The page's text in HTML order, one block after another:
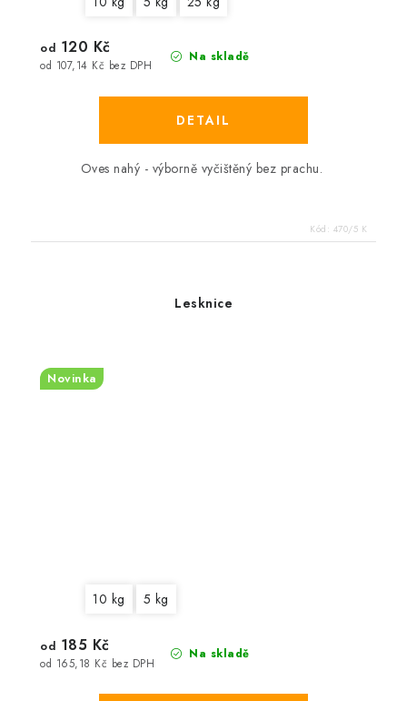
Na skladě
od 107,14 Kč bez DPH
od 120 Kč
Oves nahý - výborně vyčištěný bez prachu.
Kód: 470/5 K
Lesknice
Novinka
10 kg 5 kg
Na skladě
od 165,18 Kč bez DPH
od 185 Kč